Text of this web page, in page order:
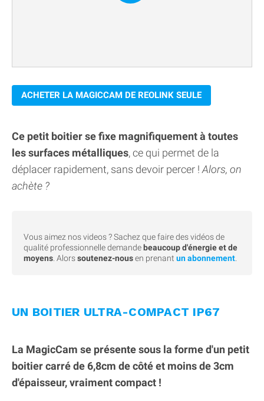
ACHETER LA MAGICCAM DE REOLINK SEULE
Ce petit boitier se fixe magnifiquement à toutes
les surfaces métalliques, ce qui permet de la
déplacer rapidement, sans devoir percer ! Alors, on
achète ?
Vous aimez nos videos ? Sachez que faire des vidéos de
qualité professionnelle demandebeaucoup d'énergie et de
moyens . Alorssoutenez-nousen prenant un abonnement
UN BOITIER ULTRA-COMPACT IP67
La MagicCam se présente sous la forme d'un petit
boitier carré de 6,8cm de côté et moins de 3cm
d'épaisseur, vraiment compact !